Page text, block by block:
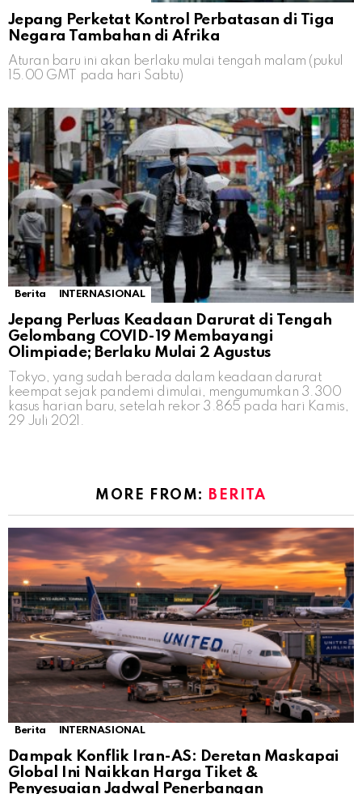
Jepang Perketat Kontrol Perbatasan di Tiga
Negara Tambahan di Afrika
Aturan baru ini akan berlaku mulai tengah malam (pukul
15.00 GMT pada hari Sabtu)
Berita INTERNASIONAL
Jepang Perluas Keadaan Darurat di Tengah
Gelombang COVID-19 Membayangi
Olimpiade; Berlaku Mulai 2 Agustus
Tokyo, yang sudah berada dalam keadaan darurat
keempat sejak pandemi dimulai, mengumumkan 3.300
kasus harian baru, setelah rekor 3.865 pada hari Kamis,
29 Juli 2021.
MORE FROM: BERITA
Berita INTERNASIONAL
Dampak Konflik Iran-AS: Deretan Maskapai
Global Ini Naikkan Harga Tiket &
Penyesuaian Jadwal Penerbangan